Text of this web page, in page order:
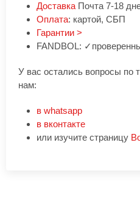
Доставка Почта 7-18
Оплата: картой, СБП
Гарантии >
FANDBOL:
У вас остались вопросы по
нам:
в whatsapp
в вконтакте
или изучите страницу